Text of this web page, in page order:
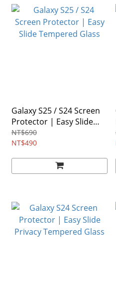
Galaxy S25 / S24 Screen
Protector | Easy Slide
Tempered Glass
NT$690
NT$490